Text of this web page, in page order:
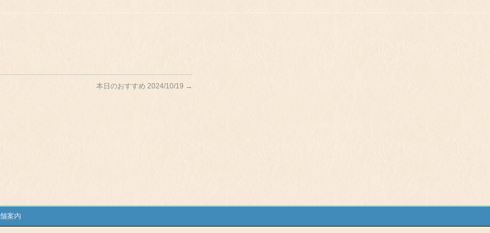
本日のおすすめ 2024/10/19 →
案内